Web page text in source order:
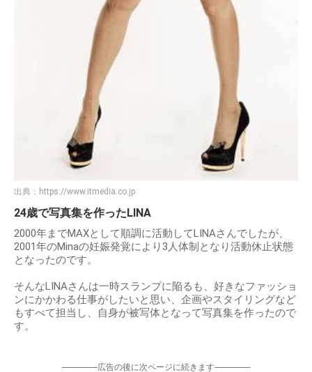
出典： https://www.itmedia.co.jp
24歳で写真集を作ったLINA
2000年までMAXとして順調に活動してLINAさんでしたが、
2001年のMinaの妊娠発覚により3人体制となり活動休止状態
となったのです。
そんなLINAさんは一時スランプに陥るも、好きなファッショ
ンにかかわる仕事がしたいと思い、企画やスタイリングなど
もすべて担当し、自身が被写体となって写真集を作ったので
す。
-----------------広告の後に次ページに続きます-----------------